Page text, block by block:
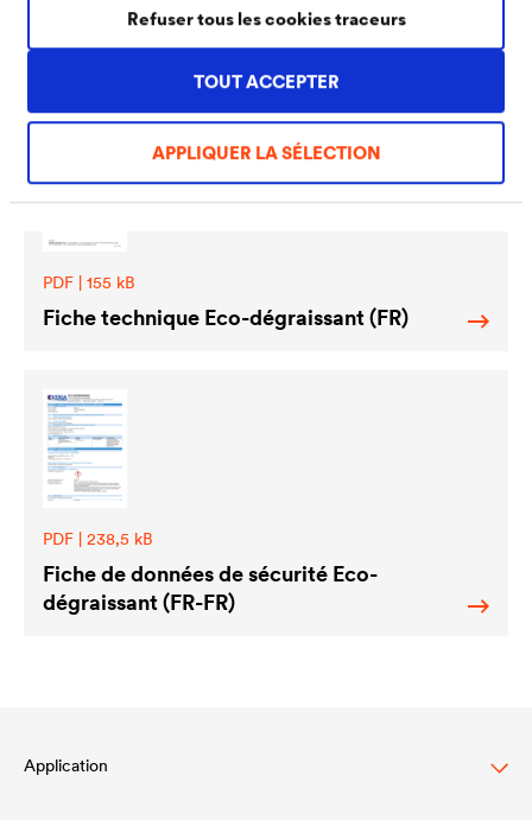
TOUT ACCEPTER
APPLIQUER LA SÉLECTION
Refuser tous les cookies traceurs
Téléchargements
PDF | 155 kB
Fiche technique Eco-dégraissant (FR)
PDF | 238,5 kB
Fiche de données de sécurité Eco-
dégraissant (FR-FR)
Application